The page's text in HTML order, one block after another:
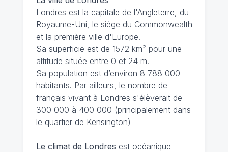
Londres est la capitale de l'Angleterre, du
Royaume-Uni, le siège du Commonwealth
et la première ville d'Europe.
Sa superficie est de 1572 km² pour une
altitude située entre 0 et 24 m.
Sa population est d’environ 8 788 000
habitants. Par ailleurs, le nombre de
français vivant à Londres s'élèverait de
300 000 à 400 000 (principalement dans
le quartier de Kensington)
Le climat de Londres est océanique